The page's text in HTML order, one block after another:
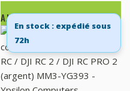
AJOUTER AU PANIER
En stock : expédié sous
72h